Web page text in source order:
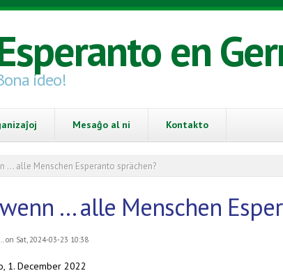
en
ideo!
Mesaĝo al ni Kontakto
... alle Menschen Esperanto sprächen?
... alle Menschen
on Sat, 2024-03-23 10:38
1. December 2022